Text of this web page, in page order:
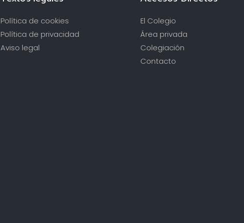
Política de cookies
Política de privacidad
Aviso legal
El Colegio
Área privada
Colegiación
Contacto